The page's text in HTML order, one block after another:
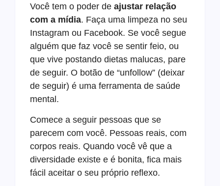
Você tem o poder de ajustar relação
com a mídia. Faça uma limpeza no seu
Instagram ou Facebook. Se você segue
alguém que faz você se sentir feio, ou
que vive postando dietas malucas, pare
de seguir. O botão de “unfollow” (deixar
de seguir) é uma ferramenta de saúde
mental.
Comece a seguir pessoas que se
parecem com você. Pessoas reais, com
corpos reais. Quando você vê que a
diversidade existe e é bonita, fica mais
fácil aceitar o seu próprio reflexo.